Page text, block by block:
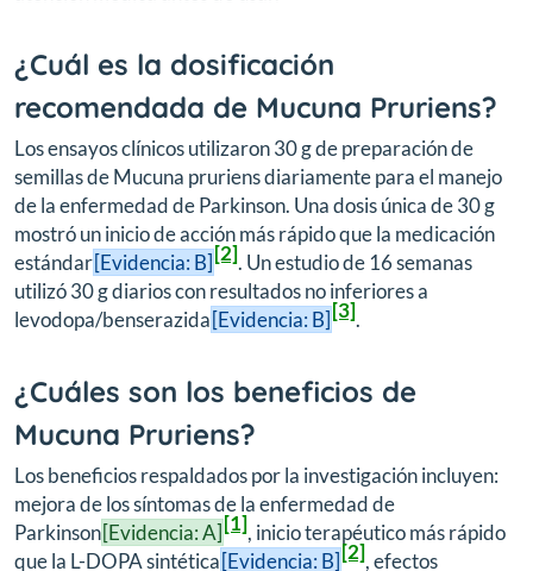
¿Cuál es la dosificación
recomendada de Mucuna Pruriens?
Los ensayos clínicos utilizaron 30 g de preparación de
semillas de Mucuna pruriens diariamente para el manejo
de la enfermedad de Parkinson. Una dosis única de 30 g
mostró un inicio de acción más rápido que la medicación
estándar[Evidencia: B][2]. Un estudio de 16 semanas
utilizó 30 g diarios con resultados no inferiores a
levodopa/benserazida[Evidencia: B][3].
¿Cuáles son los beneficios de
Mucuna Pruriens?
Los beneficios respaldados por la investigación incluyen:
mejora de los síntomas de la enfermedad de
Parkinson[Evidencia: A][1], inicio terapéutico más rápido
que la L-DOPA sintética[Evidencia: B][2], efectos